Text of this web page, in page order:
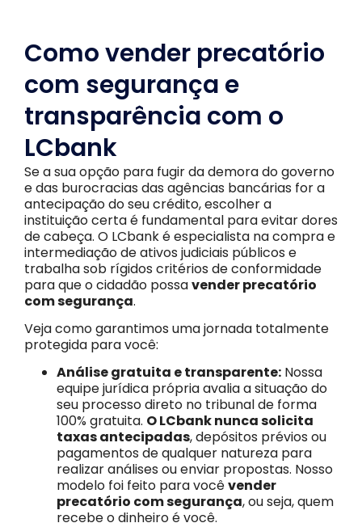
Como vender precatório
com segurança e
transparência com o
LCbank
Se a sua opção para fugir da demora do governo
e das burocracias das agências bancárias for a
antecipação do seu crédito, escolher a
instituição certa é fundamental para evitar dores
de cabeça. O LCbank é especialista na compra e
intermediação de ativos judiciais públicos e
trabalha sob rígidos critérios de conformidade
para que o cidadão possavender precatório
com segurança.
Veja como garantimos uma jornada totalmente
protegida para você:
Análise gratuita e transparente: Nossa
equipe jurídica própria avalia a situação do
seu processo direto no tribunal de forma
100% gratuita. O LCbank nunca solicita
taxas antecipadas, depósitos prévios ou
pagamentos de qualquer natureza para
realizar análises ou enviar propostas. Nosso
modelo foi feito para vocêvender
precatório com segurança, ou seja, quem
recebe o dinheiro é você.